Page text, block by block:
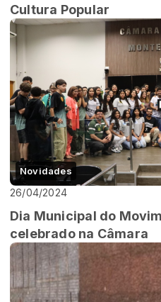
Cultura Popular
Novidades
26/04/2024
Dia Municipal do
celebrado na Câmara